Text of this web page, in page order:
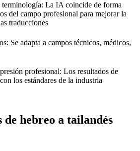
terminología: La IA coincide de forma
del campo profesional para mejorar la
traducciones
Se adapta a campos técnicos, médicos,
profesional: Los resultados de
los estándares de la industria
de hebreo a tailandés